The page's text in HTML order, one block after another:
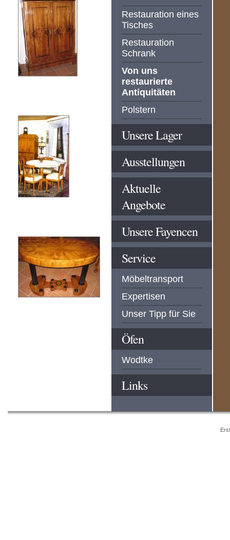
Restauration eines
Tisches
Restauration
Schrank
Von uns
restaurierte
Antiquitäten
Polstern
Unsere Lager
Ausstellungen
Aktuelle
Angebote
Unsere Fayencen
Service
Möbeltransport
Expertisen
Unser Tipp für Sie
Öfen
Wodtke
Links